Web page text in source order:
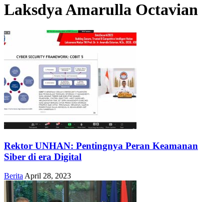
Laksdya Amarulla Octavian
Rektor UNHAN: Pentingnya Peran Keamanan
Siber di era Digital
Berita April 28, 2023